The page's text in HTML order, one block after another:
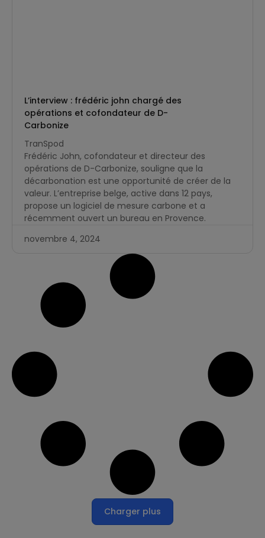
L’interview : frédéric john chargé des
opérations et cofondateur de D-
Carbonize
TranSpod
Frédéric John, cofondateur et directeur des
opérations de D-Carbonize, souligne que la
décarbonation est une opportunité de créer de la
valeur. L’entreprise belge, active dans 12 pays,
propose un logiciel de mesure carbone et a
récemment ouvert un bureau en Provence.
novembre 4, 2024
Charger plus